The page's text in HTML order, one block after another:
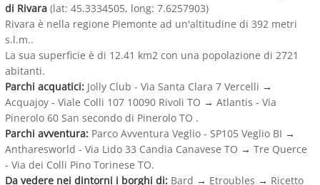
di Rivara (lat: 45.3334505, long: 7.6257903)
Rivara è nella regione Piemonte ad un'altitudine di 392 metri
s.l.m..
La sua superficie è di 12.41 km2 con una popolazione di 2721
abitanti.
Parchi acquatici: Jolly Club - Via Santa Clara 7 Vercelli →
Acquajoy - Viale Colli 107 10090 Rivoli TO → Atlantis - Via
Pinerolo 60 San secondo di Pinerolo TO .
Parchi avventura: Parco Avventura Veglio - SP105 Veglio BI →
Antharesworld - Via Lido 33 Candia Canavese TO → Tre Querce
- Via dei Colli Pino Torinese TO.
Da vedere nei dintorni i borghi di: Bard → Etroubles → Ricetto